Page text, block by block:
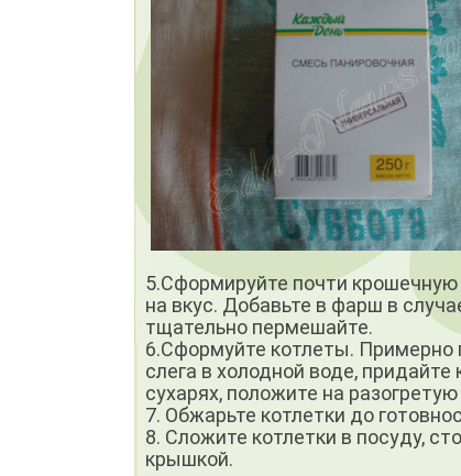
5.Сформируйте почти крошечную
на вкус. Добавьте в фарш в
тщательно пермешайте.
6.Сформуйте котлеты. Примерно
слега в холодной воде,
сухарях, положите на
7. Обжарьте котлетки до
8. Сложите котлетки в посуду,
крышкой.